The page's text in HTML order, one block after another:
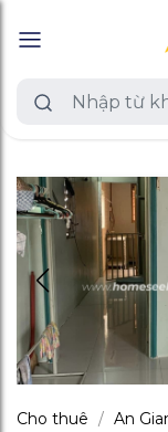
Cho thuê / An